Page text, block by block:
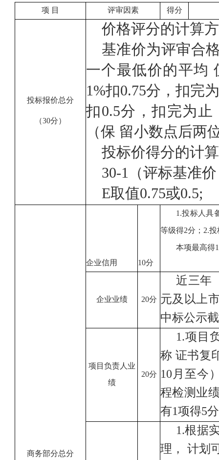
项 目 评审因素 得分
投标报价总分
（30分）
价格评分的计算
基准价为评审合
一个最低价的平均
1%扣0.75分，扣完
扣0.5分，扣完为
（保 留小数点后两
投标价得分的计
30-1 （评标基准价
E取值0.75或0.5;
商务部分总分
企业信用 10分
1 .投标人具
等级得2分；2.投
本项最高得
企业业绩 20分
近三年
元及以上
中标公示
项目负责人业
绩
20分
1.项目
称 证书复
10月 至今
程检测业
有1项得5
1.根据
理， 计划